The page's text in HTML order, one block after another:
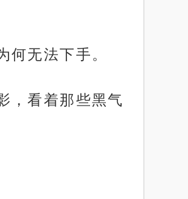
无法下手。
，看着那些黑气